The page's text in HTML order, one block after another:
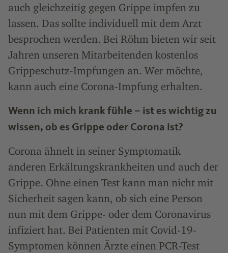
auch gleichzeitig gegen Grippe impfen zu
lassen. Das sollte individuell mit dem Arzt
besprochen werden. Bei Röhm bieten wir seit
Jahren unseren Mitarbeitenden kostenlos
Grippeschutz-Impfungen an. Wer möchte,
kann auch eine Corona-Impfung erhalten.
Wenn ich mich krank fühle – ist es wichtig zu
wissen, ob es Grippe oder Corona ist?
Corona ähnelt in seiner Symptomatik
anderen Erkältungskrankheiten und auch der
Grippe. Ohne einen Test kann man nicht mit
Sicherheit sagen kann, ob sich eine Person
nun mit dem Grippe- oder dem Coronavirus
infiziert hat. Bei Patienten mit Covid-19-
Symptomen können Ärzte einen PCR-Test